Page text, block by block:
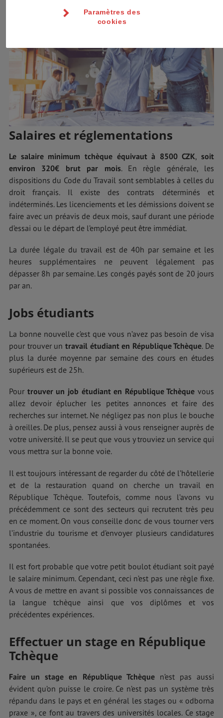
Salaires et réglementations
Le salaire minimum tchèque équivaut à 8500 CZK, soit
environ 320€ brut par mois. En règle générale, les
dispositions du Code du Travail sont semblables à celles du
droit français. Il existe des contrats déterminés et
indéterminés. Les licenciements et les démissions doivent se
faire avec un préavis de deux mois, sauf durant une période
d’essai ou le départ de l’employé peut être immédiat.
La durée légale du travail est de 40h par semaine et les
heures supplémentaires ne peuvent légalement pas
dépasser 8h par semaine. Les congés payés sont de 20 jours
par an.
Jobs étudiants
La bonne nouvelle c’est que vous n’avez pas besoin de visa
pour trouver un travail étudiant en République Tchèque. De
plus la durée moyenne par semaine des cours en études
supérieurs est de 25h.
Pour trouver un job étudiant en République Tchèque vous
allez devoir éplucher les petites annonces et faire des
recherches sur internet. Ne négligez pas non plus le bouche
à oreilles. De plus, pensez aussi à vous renseigner auprès de
votre université. Il se peut que vous y trouviez un service qui
vous mettra sur la bonne voie.
Il est toujours intéressant de regarder du côté de l’hôtellerie
et de la restauration quand on cherche un travail en
République Tchèque. Toutefois, comme nous l’avons vu
précédemment ce sont des secteurs qui recrutent très peu
en ce moment. On vous conseille donc de vous tourner vers
l’industrie du tourisme et d’envoyer plusieurs candidatures
spontanées.
Il est fort probable que votre petit boulot étudiant soit payé
le salaire minimum. Cependant, ceci n’est pas une règle fixe.
A vous de mettre en avant si possible vos connaissances de
la langue tchèque ainsi que vos diplômes et vos
précédentes expériences.
Effectuer un stage en République
Tchèque
Faire un stage en République Tchèquen’est pas aussi
évident qu’on puisse le croire. Ce n’est pas un système très
répandu dans le pays et en général les stages ou « odborna
praxe », ce font au travers des universités locales. Ce stage
Paramètres des
cookies